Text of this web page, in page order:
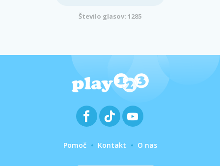
Število glasov: 1285
Pomoč Kontakt O nas